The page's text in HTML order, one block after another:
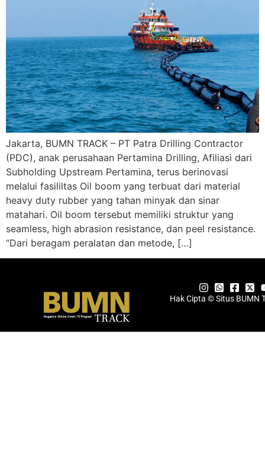
Jakarta, BUMN TRACK – PT Patra Drilling Contractor
(PDC), anak perusahaan Pertamina Drilling, Afiliasi dari
Subholding Upstream Pertamina, terus berinovasi
melalui fasililtas Oil boom yang terbuat dari material
heavy duty rubber yang tahan minyak dan sinar
matahari. Oil boom tersebut memiliki struktur yang
seamless, high abrasion resistance, dan peel resistance.
“Dari beragam peralatan dan metode, […]
Hak Cipta © Situs BUMN